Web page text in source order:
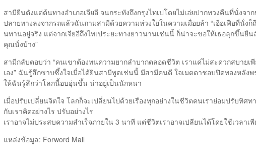
สามียืนตังแต่ต้นทางอําเภอเจียอี จนกระทังถึงกรุงไทเปโดยไม่เอ่ยปากทวงคืนที่นั่งจา
ปลายทางลงจากรถแล้วฉันถามสามีด้วยความห่วงใยในความเมื่อยล้า “เอือเฟือที่นั่ง
นทานอยู่จริง แต่จากเจียอีถึงไทเประยะทางยาวนานเช่นนี้ ก็น่าจะขอให้เธอลุกขึ้นยื
คุณนั่งบ้าง”
สามีกลับตอบว่า “คนเขาต้องทนความยากลําบากตลอดชีวิต เราแค่ไม่สะดวกสบายเ
เอง” ฉันรู้สึกซาบซึ้งใจเมื่อได้ยินสามีพูดเช่นนี้ มีสามีคนดี ใจเมตตาชอบปิดทองหลัง
ให้ฉันรู้สึกว่าโลกนี้อบอุ่นขึ้น น่าอยู่เป็นนักหนา
เมื่อปรับเปลี่ยนจิตใจ โลกก็จะเปลี่ยนไปด้วยเรืองทุกอย่างในชีวิตคนเราย่อมปรับทิศท
กับเราคิดอย่างไร ปรับอย่างไร
เราอาจไม่ประสบความสําเร็จภายใน 3 นาที แต่ชีวิตเราอาจเปลียนได้โดยใช้เวลาเ
แหล่งข้อมูล: Forword Mail